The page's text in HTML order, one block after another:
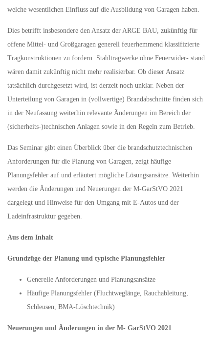
welche wesentlichen Einfluss auf die Ausbildung von Garagen haben.
Dies betrifft insbesondere den Ansatz der ARGE BAU, zukünftig für
offene Mittel- und Großgaragen generell feuerhemmend klassifizierte
Tragkonstruktionen zu fordern. Stahltragwerke ohne Feuerwider- stand
wären damit zukünftig nicht mehr realisierbar. Ob dieser Ansatz
tatsächlich durchgesetzt wird, ist derzeit noch unklar. Neben der
Unterteilung von Garagen in (vollwertige) Brandabschnitte finden sich
in der Neufassung weiterhin relevante Änderungen im Bereich der
(sicherheits-)technischen Anlagen sowie in den Regeln zum Betrieb.
Das Seminar gibt einen Überblick über die brandschutztechnischen
Anforderungen für die Planung von Garagen, zeigt häufige
Planungsfehler auf und erläutert mögliche Lösungsansätze. Weiterhin
werden die Änderungen und Neuerungen der M-GarStVO 2021
dargelegt und Hinweise für den Umgang mit E-Autos und der
Ladeinfrastruktur gegeben.
Aus dem Inhalt
Grundzüge der Planung und typische Planungsfehler
Generelle Anforderungen und Planungsansätze
Häufige Planungsfehler (Fluchtweglänge, Rauchableitung,
Schleusen, BMA-Löschtechnik)
Neuerungen und Änderungen in der M- GarStVO 2021